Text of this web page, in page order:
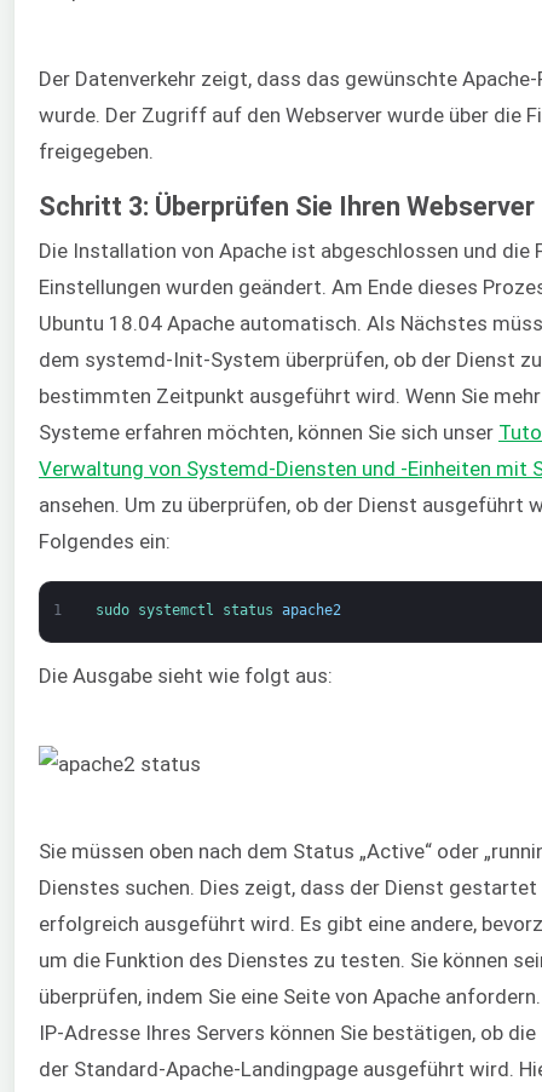
Der Datenverkehr zeigt, dass das gewünschte
wurde. Der Zugriff auf den Webserver wurde über die
freigegeben.
Schritt 3: Überprüfen Sie Ihren Webserver
Die Installation von Apache ist abgeschlossen und die
Einstellungen wurden geändert. Am Ende dieses
Ubuntu 18.04 Apache automatisch. Als Nächstes
dem systemd-Init-System überprüfen, ob der Dienst
bestimmten Zeitpunkt ausgeführt wird. Wenn Sie
Systeme erfahren möchten, können Sie sich unser
Verwaltung von Systemd-Diensten und -Einheiten mit
ansehen. Um zu überprüfen, ob der Dienst ausgeführt
Folgendes ein:
1 sudo systemctl status apache2
Die Ausgabe sieht wie folgt aus:
Sie müssen oben nach dem Status „Active“ oder
Dienstes suchen. Dies zeigt, dass der Dienst gestartet
erfolgreich ausgeführt wird. Es gibt eine andere,
um die Funktion des Dienstes zu testen. Sie können
überprüfen, indem Sie eine Seite von Apache
IP-Adresse Ihres Servers können Sie bestätigen, ob
der Standard-Apache-Landingpage ausgeführt wird.